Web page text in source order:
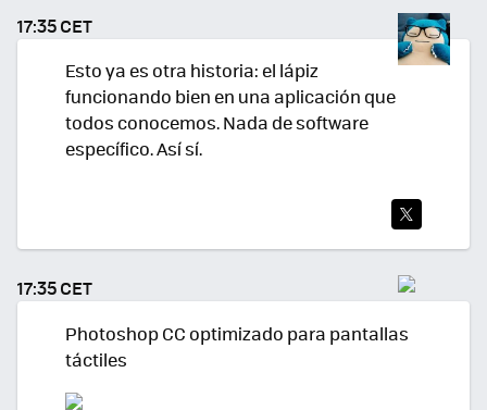
TEA
R
17:35 CET
Esto ya es otra historia: el lápiz
funcionando bien en una aplicación que
todos conocemos. Nada de software
específico. Así sí.
TWI
TEA
R
17:35 CET
Photoshop CC optimizado para pantallas
táctiles